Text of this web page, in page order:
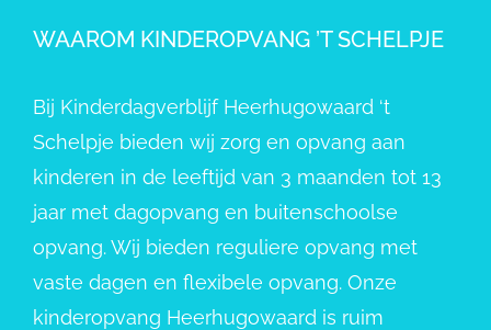
WAAROM KINDEROPVANG ’T SCHELPJE
Bij Kinderdagverblijf Heerhugowaard ‘t
Schelpje bieden wij zorg en opvang aan
kinderen in de leeftijd van 3 maanden tot 13
jaar met dagopvang en buitenschoolse
opvang. Wij bieden reguliere opvang met
vaste dagen en flexibele opvang. Onze
kinderopvang Heerhugowaard is ruim